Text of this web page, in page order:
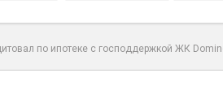
по ипотеке с господдержкой ЖК